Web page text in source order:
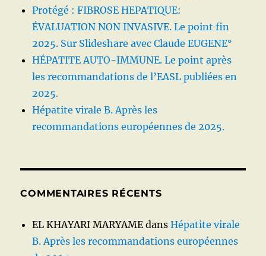
Protégé : FIBROSE HEPATIQUE:
ÉVALUATION NON INVASIVE. Le point fin
2025. Sur Slideshare avec Claude EUGENE°
HÉPATITE AUTO-IMMUNE. Le point après
les recommandations de l’EASL publiées en
2025.
Hépatite virale B. Après les
recommandations européennes de 2025.
COMMENTAIRES RÉCENTS
EL KHAYARI MARYAME dansHépatite virale
B. Après les recommandations européennes